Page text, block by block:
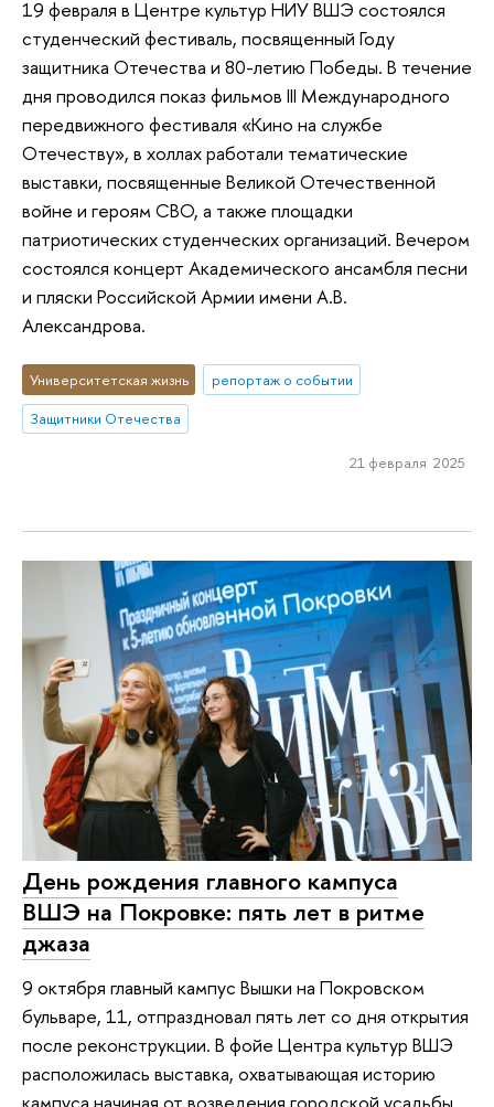
19 февраля в Центре культур НИУ ВШЭ состоялся
студенческий фестиваль, посвященный Году
защитника Отечества и 80-летию Победы. В течение
дня проводился показ фильмов III Международного
передвижного фестиваля «Кино на службе
Отечеству», в холлах работали тематические
выставки, посвященные Великой Отечественной
войне и героям СВО, а также площадки
патриотических студенческих организаций. Вечером
состоялся концерт Академического ансамбля песни
и пляски Российской Армии имени А.В.
Александрова.
Университетская жизнь
репортаж о событии
Защитники Отечества
21 февраля 2025
День рождения главного кампуса
ВШЭ на Покровке: пять лет в ритме
джаза
9 октября главный кампус Вышки на Покровском
бульваре, 11, отпраздновал пять лет со дня открытия
после реконструкции. В фойе Центра культур ВШЭ
расположилась выставка, охватывающая историю
кампуса начиная от возведения городской усадьбы